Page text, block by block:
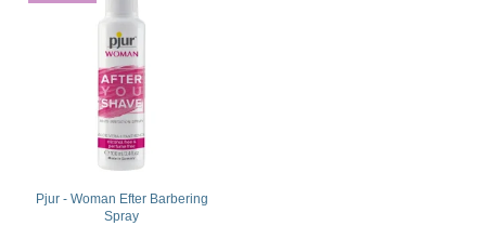
Pjur - Woman Efter Barbering
Spray